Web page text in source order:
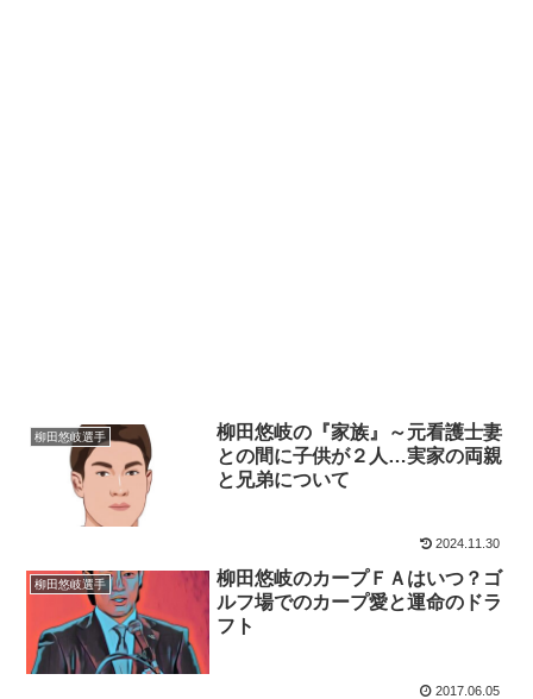
柳田悠岐選手
柳田悠岐の『家族』～元看護士妻
との間に子供が２人…実家の両親
と兄弟について
2024.11.30
柳田悠岐選手
柳田悠岐のカープＦＡはいつ？ゴ
ルフ場でのカープ愛と運命のドラ
フト
2017.06.05